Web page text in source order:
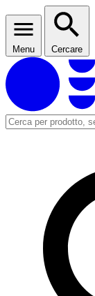
Menu Cercare